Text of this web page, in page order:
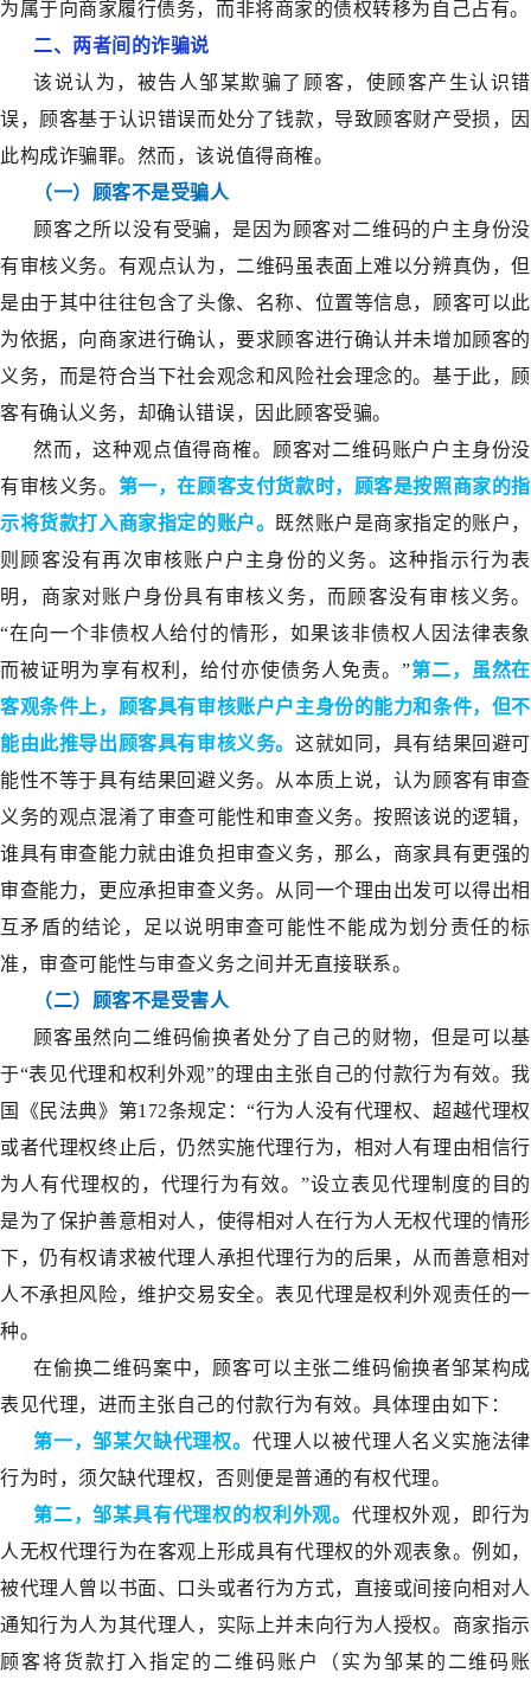
为属于向商家履行债务，而非将商家的债权转移为自己占有。
二、两者间的诈骗说
该说认为，被告人邹某欺骗了顾客，使顾客产生认识错
误，顾客基于认识错误而处分了钱款，导致顾客财产受损，因
此构成诈骗罪。然而，该说值得商榷。
（一）顾客不是受骗人
顾客之所以没有受骗，是因为顾客对二维码的户主身份没
有审核义务。有观点认为，二维码虽表面上难以分辨真伪，但
是由于其中往往包含了头像、名称、位置等信息，顾客可以此
为依据，向商家进行确认，要求顾客进行确认并未增加顾客的
义务，而是符合当下社会观念和风险社会理念的。基于此，顾
客有确认义务，却确认错误，因此顾客受骗。
然而，这种观点值得商榷。顾客对二维码账户户主身份没
有审核义务。 第一，在顾客支付货款时，顾客是按照商家的指
示将货款打入商家指定的账户。 既然账户是商家指定的账户，
则顾客没有再次审核账户户主身份的义务。这种指示行为表
明，商家对账户身份具有审核义务，而顾客没有审核义务。
“在向一个非债权人给付的情形，如果该非债权人因法律表象
而被证明为享有权利，给付亦使债务人免责。”第二，虽然在
客观条件上，顾客具有审核账户户主身份的能力和条件，但不
能由此推导出顾客具有审核义务。 这就如同，具有结果回避可
能性不等于具有结果回避义务。从本质上说，认为顾客有审查
义务的观点混淆了审查可能性和审查义务。按照该说的逻辑，
谁具有审查能力就由谁负担审查义务，那么，商家具有更强的
审查能力，更应承担审查义务。从同一个理由出发可以得出相
互矛盾的结论，足以说明审查可能性不能成为划分责任的标
准，审查可能性与审查义务之间并无直接联系。
（二）顾客不是受害人
顾客虽然向二维码偷换者处分了自己的财物，但是可以基
于“表见代理和权利外观”的理由主张自己的付款行为有效。我
国《民法典》第172条规定：“行为人没有代理权、超越代理权
或者代理权终止后，仍然实施代理行为，相对人有理由相信行
为人有代理权的，代理行为有效。”设立表见代理制度的目的
是为了保护善意相对人，使得相对人在行为人无权代理的情形
下，仍有权请求被代理人承担代理行为的后果，从而善意相对
人不承担风险，维护交易安全。表见代理是权利外观责任的一
种。
在偷换二维码案中，顾客可以主张二维码偷换者邹某构成
表见代理，进而主张自己的付款行为有效。具体理由如下：
第一，邹某欠缺代理权。 代理人以被代理人名义实施法律
行为时，须欠缺代理权，否则便是普通的有权代理。
第二，邹某具有代理权的权利外观。 代理权外观，即行为
人无权代理行为在客观上形成具有代理权的外观表象。例如，
被代理人曾以书面、口头或者行为方式，直接或间接向相对人
通知行为人为其代理人，实际上并未向行为人授权。商家指示
顾客将货款打入指定的二维码账户（实为邹某的二维码账